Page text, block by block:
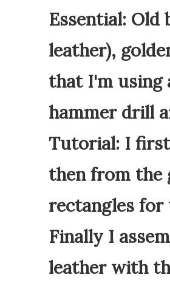
Essential: Old
leather),
that I'm using
hammer drill
Tutorial: I
then from the
rectangles for
Finally I
leather with